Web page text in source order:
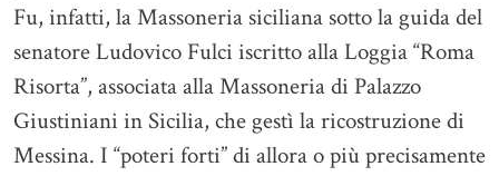
Fu, infatti, la Massoneria siciliana sotto la guida del
senatore Ludovico Fulci iscritto alla Loggia “Roma
Risorta”, associata alla Massoneria di Palazzo
Giustiniani in Sicilia, che gestì la ricostruzione di
Messina. I “poteri forti” di allora o più precisamente